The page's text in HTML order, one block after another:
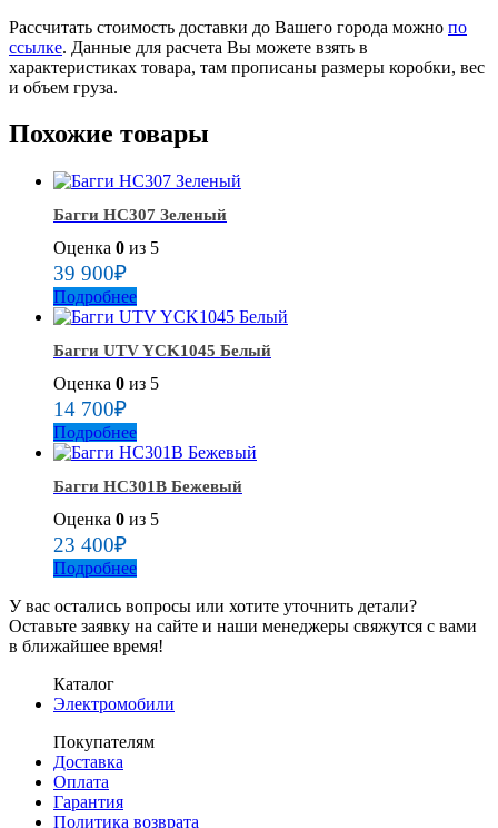
Рассчитать стоимость доставки до Вашего города можно по
ссылке. Данные для расчета Вы можете взять в
характеристиках товара, там прописаны размеры коробки, вес
и объем груза.
Похожие товары
Багги HC307 Зеленый
Оценка 0 из 5
39 900₽
Подробнее
Багги UTV YCK1045 Белый
Оценка 0 из 5
14 700₽
Подробнее
Багги HC301B Бежевый
Оценка 0 из 5
23 400₽
Подробнее
У вас остались вопросы или хотите уточнить детали?
Оставьте заявку на сайте и наши менеджеры свяжутся с вами
в ближайшее время!
Каталог
Электромобили
Покупателям
Доставка
Оплата
Гарантия
Политика возврата